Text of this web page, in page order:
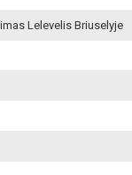
Lelevelis Briuselyje